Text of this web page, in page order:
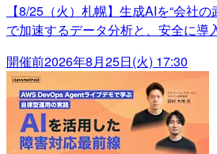
【8/25（火）札幌】生成AIを“会社
で加速するデータ分析と、安全に導
開催前2026年8月25日(火) 17:30